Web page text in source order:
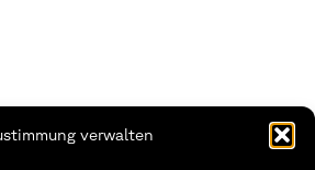
verwalten
Würzburg